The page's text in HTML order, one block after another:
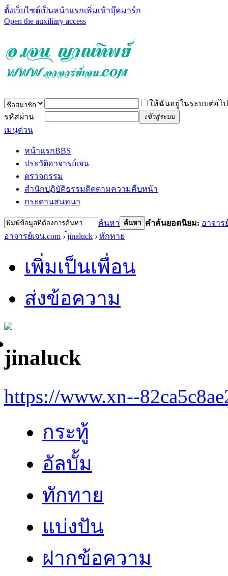
ตั้งเว็บไซต์เป็นหน้าแรกเพิ่มเข้าบุ๊คมาร์ก
Open the auxiliary access
ให้ฉันอยู่ในระบบต่อไป
รหัสผ่าน
เข้าสู่ระบบ
เมนูด่วน
หน้าแรกBBS
ประวัติอาจารย์เจน
ตรวจกรรม
สำนักปฏิบัติธรรมติดตามความคืบหน้า
กระดานสนทนา
ค้นหา ค้นหา คำค้นยอดนิยม: อาจาร
อาจารย์เจน.com › ๋jinaluck › ทักทาย
เพิ่มเป็นเพื่อน
ส่งข้อความ
๋jinaluck
https://www.xn--
กระทู้
อัลบั้ม
ทักทาย
แบ่งปัน
ฝากข้อความ